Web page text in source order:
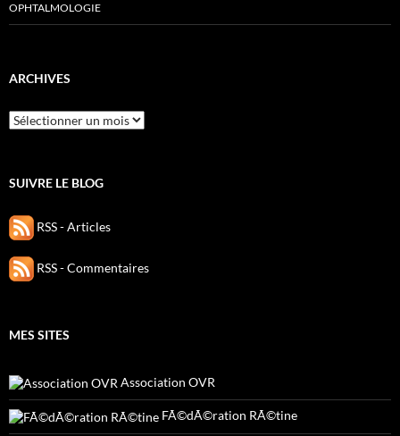
OPHTALMOLOGIE
ARCHIVES
Archives
SUIVRE LE BLOG
RSS - Articles
RSS - Commentaires
MES SITES
Association OVR
FÃ©dÃ©ration RÃ©tine